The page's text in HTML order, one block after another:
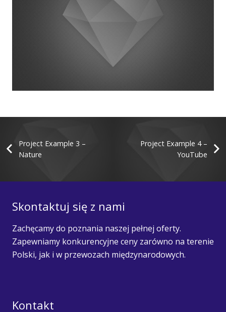
Project Example 4 –
YouTube
Project Example 3 –
Nature
Skontaktuj się z nami
Zachęcamy do poznania naszej pełnej oferty.
Zapewniamy konkurencyjne ceny zarówno na terenie
Polski, jak i w przewozach międzynarodowych.
Kontakt